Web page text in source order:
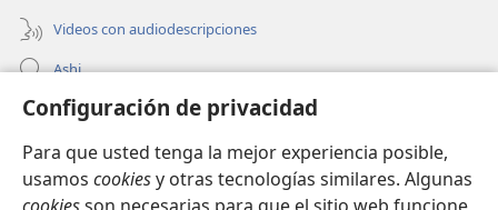
Configuración de privacidad
Para que usted tenga la mejor experiencia posible,
usamos cookiesy otras tecnologías similares. Algunas
Videos con audiodescripciones
Ashi
Mëtsëchö Jehoväpa testïgunkunapaq musyanëkipaq
Qellë churana
(abre